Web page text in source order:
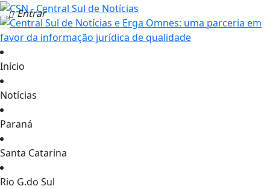
Entrar
Início
Notícias
Paraná
Santa Catarina
Rio G.do Sul